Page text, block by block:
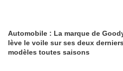
Automobile : La marque de
lève le voile sur ses deux derniers
modèles toutes saisons